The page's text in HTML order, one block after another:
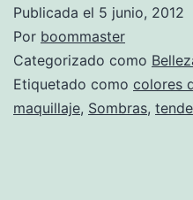
Publicada el 5 junio, 2012
Por boommaster
Categorizado como
Etiquetado como colores
maquillaje, Sombras,